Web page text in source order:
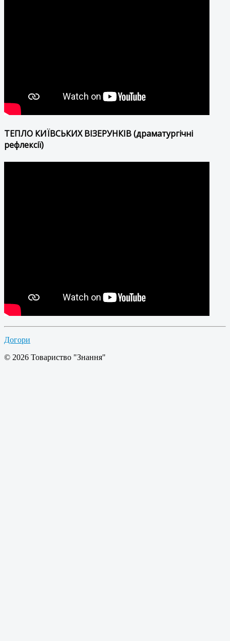
ТЕПЛО КИЇВСЬКИХ ВІЗЕРУНКІВ (драматургічні
рефлексії)
Догори
© 2026 Товариство "Знання"